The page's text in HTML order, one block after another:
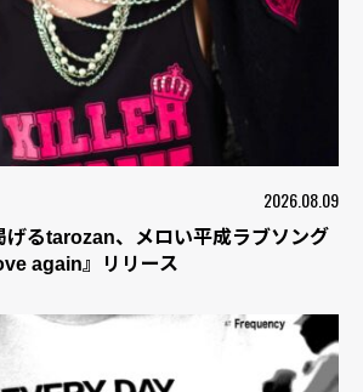
2026.08.09
げるtarozan、メロい平成ラブソング
again』リリース